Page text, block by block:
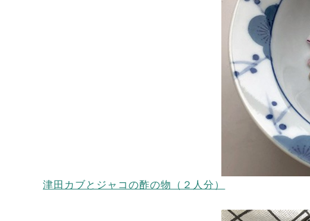
津田カブとジャコの酢の物（２人分）